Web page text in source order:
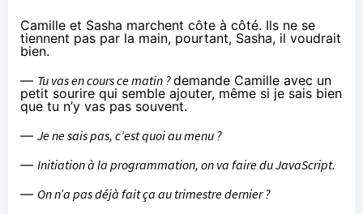
Camille et Sasha marchent côte à côté. Ils ne se
tiennent pas par la main, pourtant, Sasha, il voudrait
bien.
— Tu vas en cours ce matin ?demande Camille avec un
petit sourire qui semble ajouter, même si je sais bien
que tu n’y vas pas souvent.
— Je ne sais pas, c’est quoi au menu ?
— Initiation à la programmation, on va faire du JavaScript.
— On n’a pas déjà fait ça au trimestre dernier ?